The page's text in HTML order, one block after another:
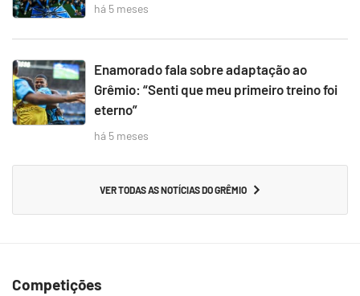
há 5 meses
Enamorado fala sobre adaptação ao
Grêmio: “Senti que meu primeiro treino foi
eterno”
há 5 meses
VER TODAS AS NOTÍCIAS DO GRÊMIO
Competições